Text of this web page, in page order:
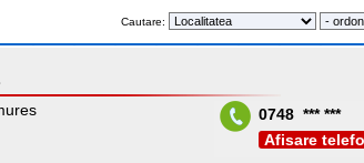
Cautare:
0748 *** ***
Afisare